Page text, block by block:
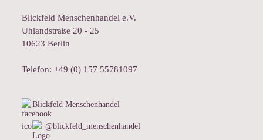
Blickfeld Menschenhandel e.V.
Uhlandstraße 20 - 25
10623 Berlin
Telefon: +49 (0) 157 55781097
Blickfeld Menschenhandel
@blickfeld_menschenhandel